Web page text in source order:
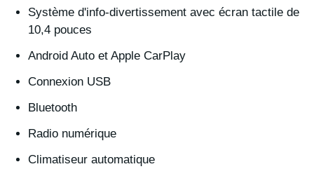
Système d'info-divertissement avec écran tactile de
10,4 pouces
Android Auto et Apple CarPlay
Connexion USB
Bluetooth
Radio numérique
Climatiseur automatique